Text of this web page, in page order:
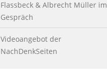
Flassbeck & Albrecht Müller im
Gespräch
Videoangebot der
NachDenkSeiten